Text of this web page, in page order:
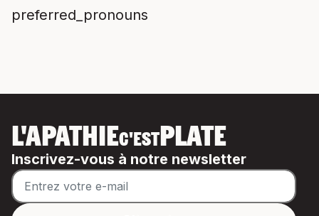
preferred_pronouns
L'APATHIEC'ESTPLATE
Inscrivez-vous à notre newsletter